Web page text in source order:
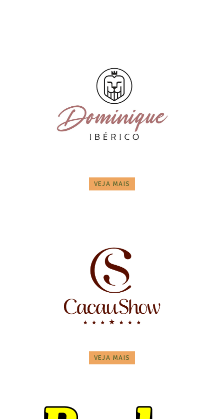
VEJA MAIS
VEJA MAIS